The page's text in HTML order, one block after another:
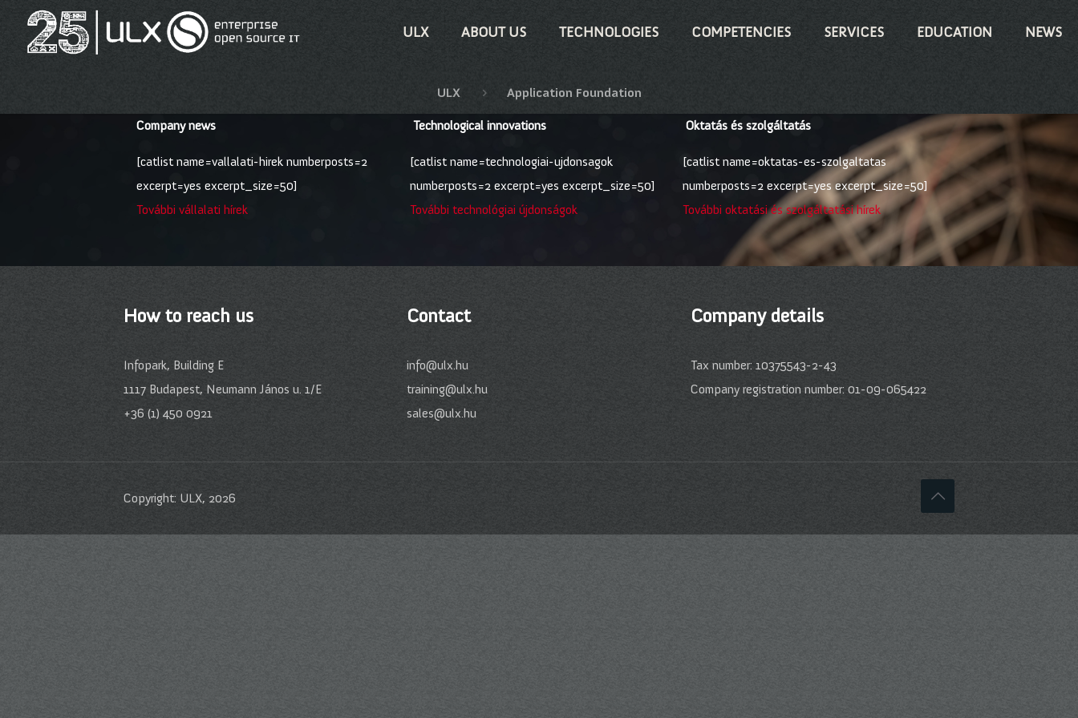
ULX ABOUT US TECHNOLOGIES COMPETENCIES SERVICES EDUCATION NEWS
ULX Application Foundation
Company news
[catlist name=vallalati-hirek numberposts=2
excerpt=yes excerpt_size=50]
További vállalati hírek
Technological innovations
[catlist name=technologiai-ujdonsagok
numberposts=2 excerpt=yes excerpt_size=50]
További technológiai újdonságok
Oktatás és szolgáltatás
[catlist name=oktatas-es-szolgaltatas
numberposts=2 excerpt=yes excerpt_size=50]
További oktatási és szolgáltatási hírek
How to reach us
Infopark, Building E
1117 Budapest, Neumann János u. 1/E
+36 (1) 450 0921
Contact
info@ulx.hu
training@ulx.hu
sales@ulx.hu
Company details
Tax number: 10375543-2-43
Company registration number: 01-09-065422
Copyright: ULX, 2026